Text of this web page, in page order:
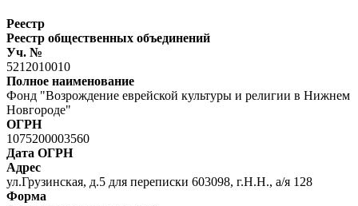
Реестр
Реестр общественных объединений
Уч. №
5212010010
Полное наименование
Фонд "Возрождение еврейской культуры и религии в Нижнем
Новгороде"
ОГРН
1075200003560
Дата ОГРН
Адрес
ул.Грузинская, д.5 для переписки 603098, г.Н.Н., а/я 128
Форма